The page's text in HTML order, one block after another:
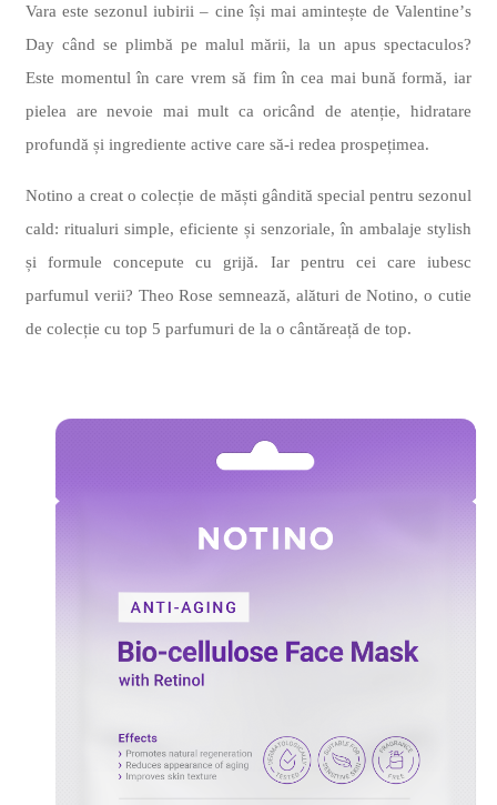
Vara este sezonul iubirii – cineîși mai amintește de Valentine’s
Day când se plimbă pe malul mării, la un apus spectaculos?
Este momentul în care vrem să fimîn cea mai bună formă, iar
pielea are nevoie mai mult ca oricând de atenție, hidratare
profundă și ingrediente active care să-i redea prospețimea.
Notino a creat o colecție de măști gândită special pentru sezonul
cald: ritualuri simple, eficiente și senzoriale,în ambalaje stylish
și formule concepute cu grijă. Iar pentru cei care iubesc
parfumul verii? Theo Rose semnează, alături de Notino, o cutie
de colecție cu top 5 parfumuri de la o cântăreață de top.